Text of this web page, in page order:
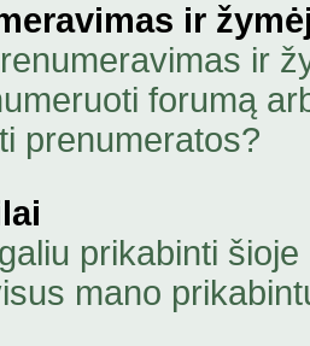
ir
ir
forumą
prenumeratos?
prikabinti
mano